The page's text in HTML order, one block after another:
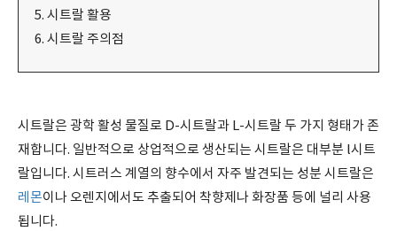
시트랄 활용
시트랄 주의점
시트랄은 광학 활성 물질로 D-시트랄과 L-시트랄 두 가지 형태가 존
재합니다. 일반적으로 상업적으로 생산되는 시트랄은 대부분 l시트
랄입니다. 시트러스 계열의 향수에서 자주 발견되는 성분 시트랄은
레몬이나 오렌지에서도 추출되어 착향제나 화장품 등에 널리 사용
됩니다.